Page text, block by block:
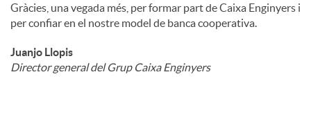
Gràcies, una vegada més, per formar part de Caixa Enginyers i
per confiar en el nostre model de banca cooperativa.
Juanjo Llopis
Director general del Grup Caixa Enginyers